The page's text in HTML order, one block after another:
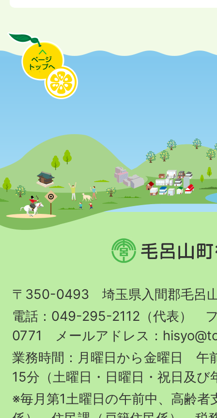
毛
呂
町
役
場
〒350-0493 埼玉県入間郡毛呂
電話：049-295-2112（代表）
0771 メールアドレス：
業務時間：月曜日から金曜日 午
15分（土曜日・日曜日・祝日及び
※毎月第1土曜日の午前中、高齢者